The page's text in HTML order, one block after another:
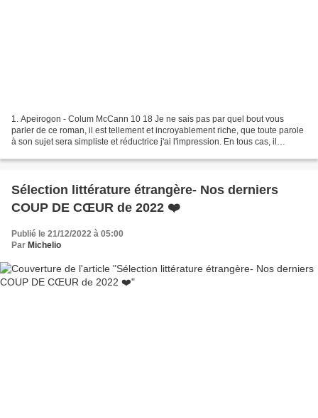
1. Apeirogon - Colum McCann 10 18 Je ne sais pas par quel bout vous
parler de ce roman, il est tellement et incroyablement riche, que toute parole
à son sujet sera simpliste et réductrice j'ai l'impression. En tous cas, il
Sélection littérature étrangère- Nos derniers
COUP DE CŒUR de 2022 ❤️
Publié le 21/12/2022 à 05:00
Par Michelio